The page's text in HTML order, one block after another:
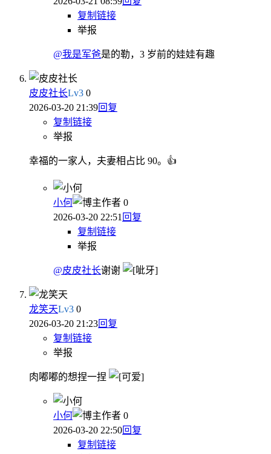
复制链接
举报
@我是军爸是的勒，3 岁前的娃娃有趣
皮皮社长Lv3 0
2026-03-20 21:39回复
复制链接
举报
幸福的一家人，夫妻相占比 90。👍
小何 作者 0
2026-03-20 22:51 回复
复制链接
举报
@皮皮社长谢谢
龙笑天Lv3 0
2026-03-20 21:23回复
复制链接
举报
肉嘟嘟的想捏一捏
小何 作者 0
2026-03-20 22:50回复
复制链接